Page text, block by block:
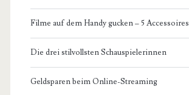
Filme auf dem Handy gucken – 5 Accessoires
Die drei stilvollsten Schauspielerinnen
Geldsparen beim Online-Streaming